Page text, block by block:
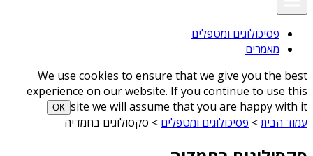
פסיכולוגים ומטפלים
מאמרים
We use cookies to ensure that we give you the best
experience on our website. If you continue to use this
site we will assume that you are happy with it
ОК
עמוד הבית> פסיכולוגים ומטפלים > סקסולוגים בחמדיה